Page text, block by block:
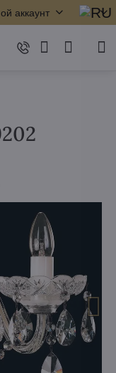
аккаунт